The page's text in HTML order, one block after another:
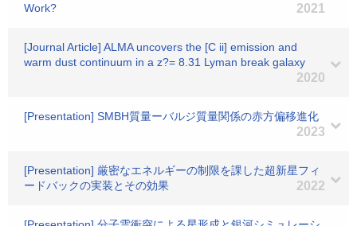
Work?
2021
[Journal Article] ALMA uncovers the [C ii] emission and
warm dust continuum in a z?= 8.31 Lyman break galaxy
2020
[Presentation] SMBH質量ーバルジ質量関係の赤方偏移進化
2023
[Presentation] 厳密なエネルギーの制限を課した超新星フィ
ードバックの実装とその効果
2022